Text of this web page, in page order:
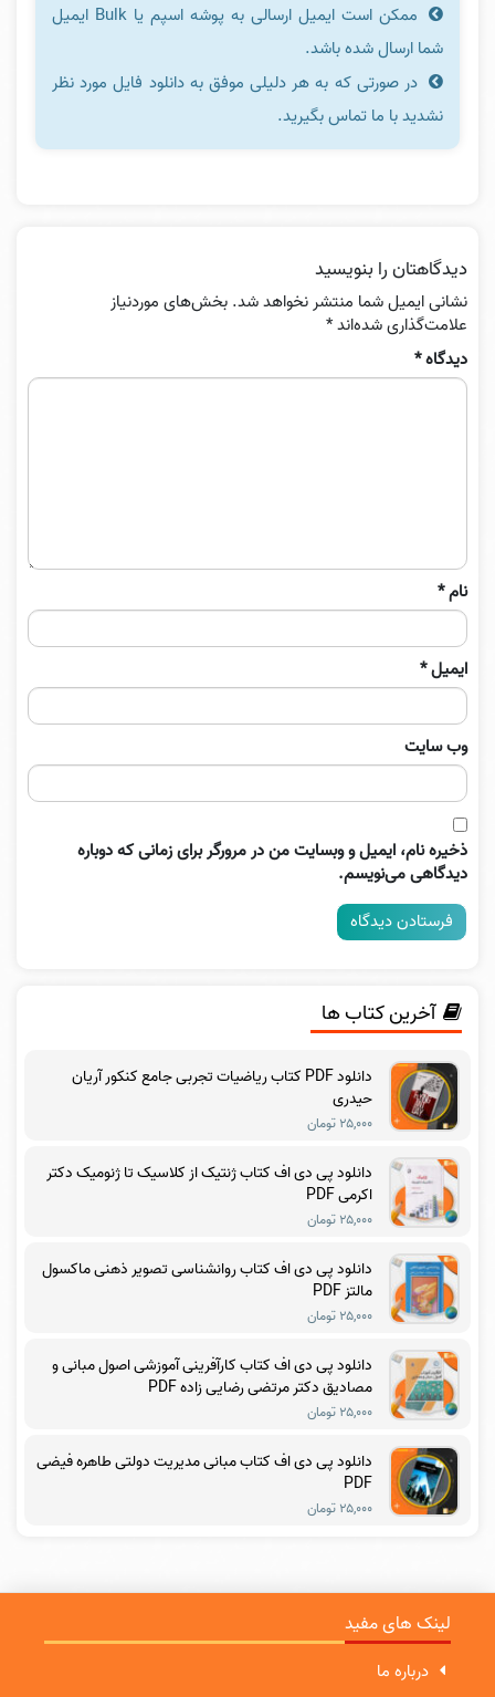
ممکن است ایمیل ارسالی به پوشه اسپم یا Bulk ایمیل
شما ارسال شده باشد.
در صورتی که به هر دلیلی موفق به دانلود فایل مورد نظر
نشدید با ما تماس بگیرید.
دیدگاهتان را بنویسید
نشانی ایمیل شما منتشر نخواهد شد. بخش‌های موردنیاز
علامت‌گذاری شده‌اند*
دیدگاه*
نام*
ایمیل*
وب‌ سایت
ذخیره نام، ایمیل و وبسایت من در مرورگر برای زمانی که دوباره
دیدگاهی می‌نویسم.
آخرین کتاب ها
دانلود PDF کتاب ریاضیات تجربی جامع کنکور آریان
حیدری
۲۵,۰۰۰ تومان
دانلود پی دی اف کتاب ژنتیک از کلاسیک تا ژنومیک دکتر
اکرمی PDF
۲۵,۰۰۰ تومان
دانلود پی دی اف کتاب روانشناسی تصویر ذهنی ماکسول
مالتز PDF
۲۵,۰۰۰ تومان
دانلود پی دی اف کتاب کارآفرینی آموزشی اصول مبانی و
مصادیق دکتر مرتضی رضایی زاده PDF
۲۵,۰۰۰ تومان
دانلود پی دی اف کتاب مبانی مدیریت دولتی طاهره فیضی
PDF
۲۵,۰۰۰ تومان
لینک های مفید
درباره ما